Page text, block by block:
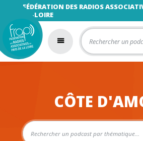
FÉDÉRATION DES RADIOS
LA-LOIRE
CÔTE